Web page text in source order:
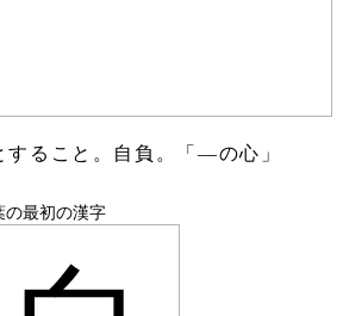
すること。自負。「―の心」
の最初の漢字